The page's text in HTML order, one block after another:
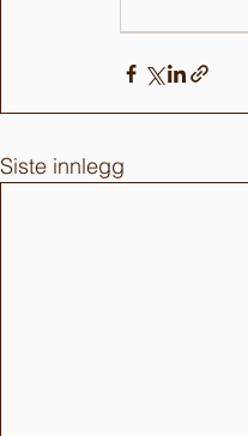
Siste innlegg